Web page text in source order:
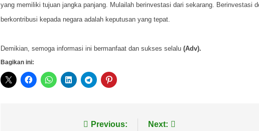
yang memiliki tujuan jangka panjang. Mulailah berinvestasi dari sekarang. Berinvestasi
berkontribusi kepada negara adalah keputusan yang tepat.
Demikian, semoga informasi ini bermanfaat dan sukses selalu (Adv).
Bagikan ini:
Previous: Next: